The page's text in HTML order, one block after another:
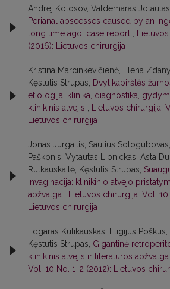
Andrej Kolosov, Valdemaras
Perianal abscesses caused by an
long time ago: case report
(2016): Lietuvos chirurgija
Kristina Marcinkevičienė, Elena
Kęstutis Strupas,
Dvylikapirštės
etiologija, klinika, diagnostika,
klinikinis atvejis
Lietuvos chirurgija:
Lietuvos chirurgija
Jonas Jurgaitis, Saulius
Paškonis, Vytautas Lipnickas, Asta
Rutkauskaitė, Kęstutis Strupas,
invaginacija: klinikinio atvejo
apžvalga
Lietuvos chirurgija: Vol.
Lietuvos chirurgija
Edgaras Kulikauskas, Eligijus Poškus,
Kęstutis Strupas, Gigantinė
klinikinis atvejis ir literatūros apžvalga
Vol. 10 No. 1-2 (2012): Lietuvos